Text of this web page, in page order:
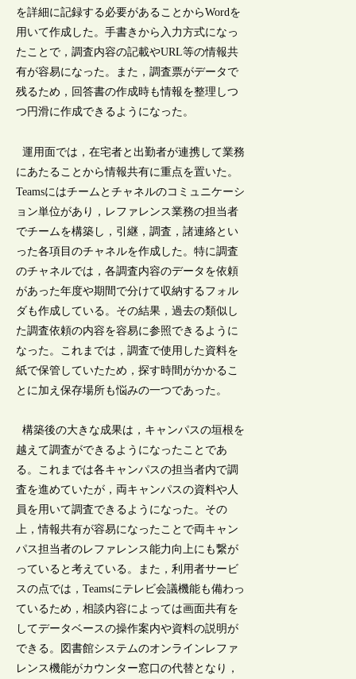
を詳細に記録する必要があることからWordを
用いて作成した。手書きから入力方式になっ
たことで，調査内容の記載やURL等の情報共
有が容易になった。また，調査票がデータで
残るため，回答書の作成時も情報を整理しつ
つ円滑に作成できるようになった。
運用面では，在宅者と出勤者が連携して業務
にあたることから情報共有に重点を置いた。
Teamsにはチームとチャネルのコミュニケーシ
ョン単位があり，レファレンス業務の担当者
でチームを構築し，引継，調査，諸連絡とい
った各項目のチャネルを作成した。特に調査
のチャネルでは，各調査内容のデータを依頼
があった年度や期間で分けて収納するフォル
ダも作成している。その結果，過去の類似し
た調査依頼の内容を容易に参照できるように
なった。これまでは，調査で使用した資料を
紙で保管していたため，探す時間がかかるこ
とに加え保存場所も悩みの一つであった。
構築後の大きな成果は，キャンパスの垣根を
越えて調査ができるようになったことであ
る。これまでは各キャンパスの担当者内で調
査を進めていたが，両キャンパスの資料や人
員を用いて調査できるようになった。その
上，情報共有が容易になったことで両キャン
パス担当者のレファレンス能力向上にも繋が
っていると考えている。また，利用者サービ
スの点では，Teamsにテレビ会議機能も備わっ
ているため，相談内容によっては画面共有を
してデータベースの操作案内や資料の説明が
できる。図書館システムのオンラインレファ
レンス機能がカウンター窓口の代替となり，